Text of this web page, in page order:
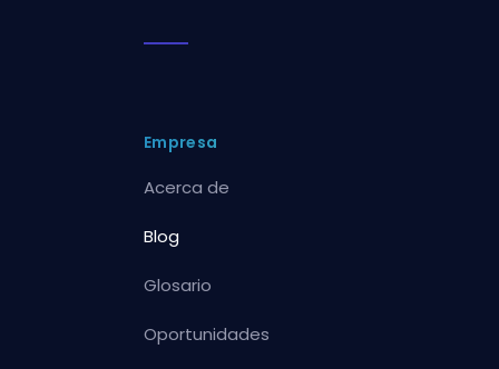
Empresa
Acerca de
Blog
Glosario
Oportunidades